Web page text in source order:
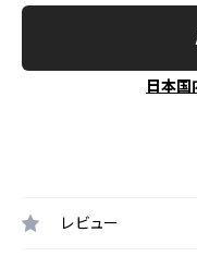
日本国
レビュー